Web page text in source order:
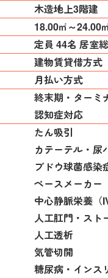
木造地上3階建
18.00㎡～24.00
定員 44名 居室
建物賃貸借方式
月払い方式
終末期・ターミ
認知症対応
たん吸引
カテーテル・尿
ブドウ球菌感染
ペースメーカー
中心静脈栄養（
人工肛門・スト
人工透析
気管切開
糖尿病・インス